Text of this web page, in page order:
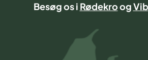
Besøg os i Rødekroog